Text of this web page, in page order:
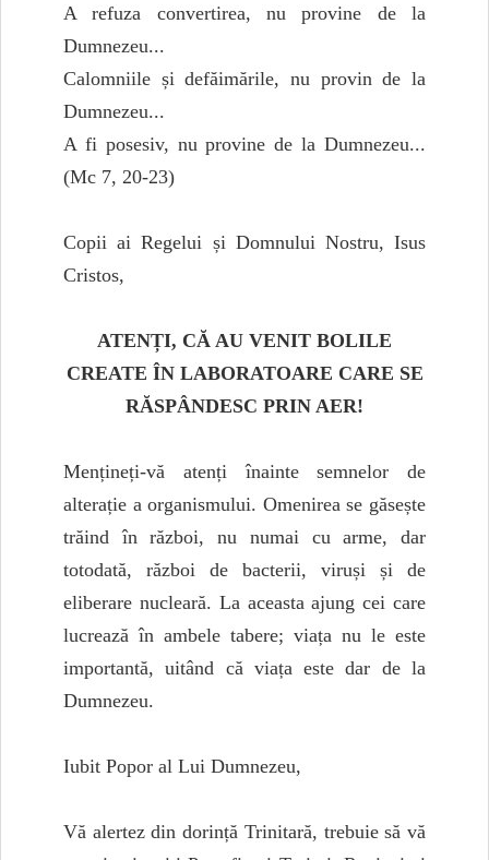
A refuza convertirea, nu provine de la
Dumnezeu...
Calomniile și defăimările, nu provin de la
Dumnezeu...
A fi posesiv, nu provine de la Dumnezeu...
(Mc 7, 20-23)
Copii ai Regelui și Domnului Nostru, Isus
Cristos,
ATENȚI, CĂ AU VENIT BOLILE
CREATE ÎN LABORATOARE CARE SE
RĂSPÂNDESC PRIN AER!
Mențineți-vă atenți înainte semnelor de
alterație a organismului. Omenirea se găsește
trăind în război, nu numai cu arme, dar
totodată, război de bacterii, viruși și de
eliberare nucleară. La aceasta ajung cei care
lucrează în ambele tabere; viața nu le este
importantă, uitând că viața este dar de la
Dumnezeu.
Iubit Popor al Lui Dumnezeu,
Vă alertez din dorință Trinitară, trebuie să vă